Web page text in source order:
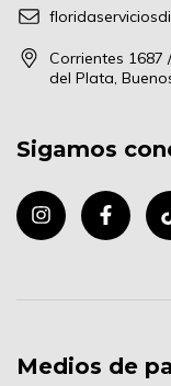
Corrientes 1687
del Plata,
Sigamos
Medios de